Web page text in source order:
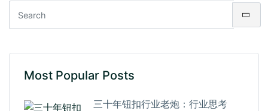
Most Popular Posts
三十年钮扣行业老炮：行业思考